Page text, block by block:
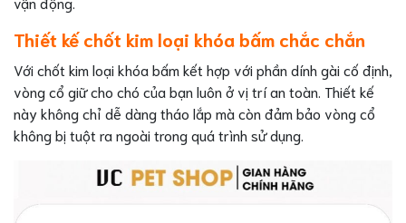
Thiết kế chốt kim loại khóa bấm chắc chắn
Với chốt kim loại khóa bấm kết hợp với phần dính gài cố định,
vòng cổ giữ cho chó của bạn luôn ở vị trí an toàn. Thiết kế
này không chỉ dễ dàng tháo lắp mà còn đảm bảo vòng cổ
không bị tuột ra ngoài trong quá trình sử dụng.